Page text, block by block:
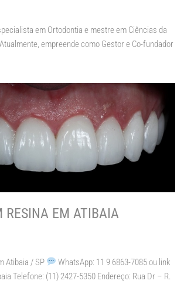
em Ortodontia e mestre em Ciências da
empreende como Gestor e Co-fundador
RESINA EM ATIBAIA
Atibaia / SP
WhatsApp: 11 9 6863-7085 ou link
Telefone: (11) 2427-5350 Endereço: Rua Dr – R.